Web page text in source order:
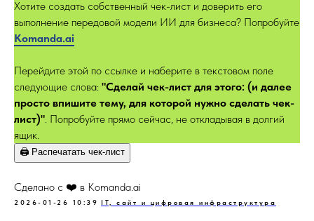
Хотите создать собственный чек-лист и доверить его
выполнение передовой модели ИИ для бизнеса? Попробуйте
Komanda.ai
Перейдите этой по ссылке и наберите в текстовом поле
следующие слова: "Сделай чек-лист для этого: (и далее
просто впишите тему, для которой нужно сделать чек-
лист)". Попробуйте прямо сейчас, не откладывая в долгий
ящик.
🖨️ Распечатать чек-лист
Сделано с ❤️ в Komanda.ai
2026-01-26 10:39 IT, сайт и цифровая инфраструктура